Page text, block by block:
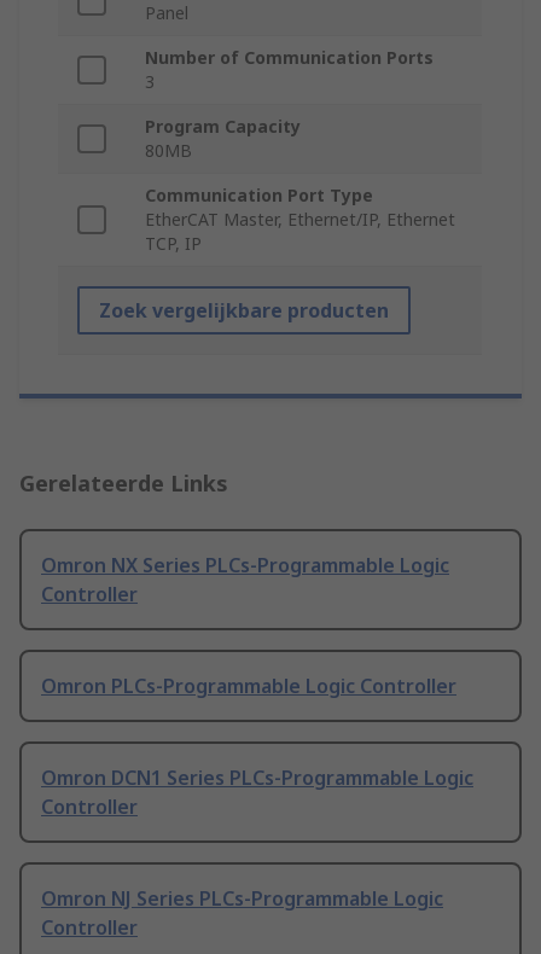
Panel
Number of Communication Ports
3
Program Capacity
80MB
Communication Port Type
EtherCAT Master, Ethernet/IP, Ethernet
TCP, IP
Zoek vergelijkbare producten
Gerelateerde Links
Omron NX Series PLCs-Programmable Logic
Controller
Omron PLCs-Programmable Logic Controller
Omron DCN1 Series PLCs-Programmable Logic
Controller
Omron NJ Series PLCs-Programmable Logic
Controller